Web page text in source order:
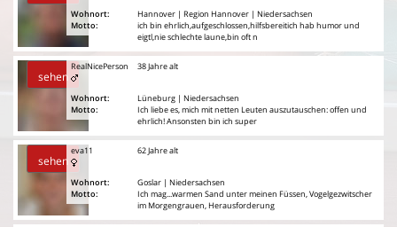
Wohnort:
Motto:
Hannover | Region Hannover | Niedersachsen
ich bin ehrlich,aufgeschlossen,hilfsbereitich hab humor und
eigtl,nie schlechte laune,bin oft n
sehen
RealNicePerson
Wohnort:
Motto:
38 Jahre alt
Lüneburg | Niedersachsen
Ich liebe es, mich mit netten Leuten auszutauschen: offen und
ehrlich! Ansonsten bin ich super
sehen
eva11
Wohnort:
Motto:
62 Jahre alt
Goslar | Niedersachsen
Ich mag...warmen Sand unter meinen Füssen, Vogelgezwitscher
im Morgengrauen, Herausforderung